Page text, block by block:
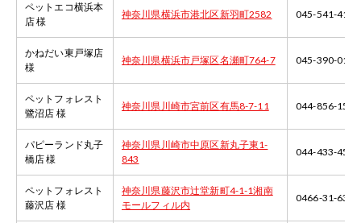
ペットエコ横浜本
店 様
神奈川県横浜市港北区新羽町2582 045-541-4187
かねだい東戸塚店
様
神奈川県横浜市戸塚区名瀬町764-7 045-390-0105
ペットフォレスト
鷺沼店 様
神奈川県川崎市宮前区有馬8-7-11 044-856-1500
パピーランド丸子
橋店 様
神奈川県川崎市中原区新丸子東1-
843
044-433-4500
ペットフォレスト
藤沢店 様
神奈川県藤沢市辻堂新町4-1-1湘南
モールフィル内
0466-31-6330